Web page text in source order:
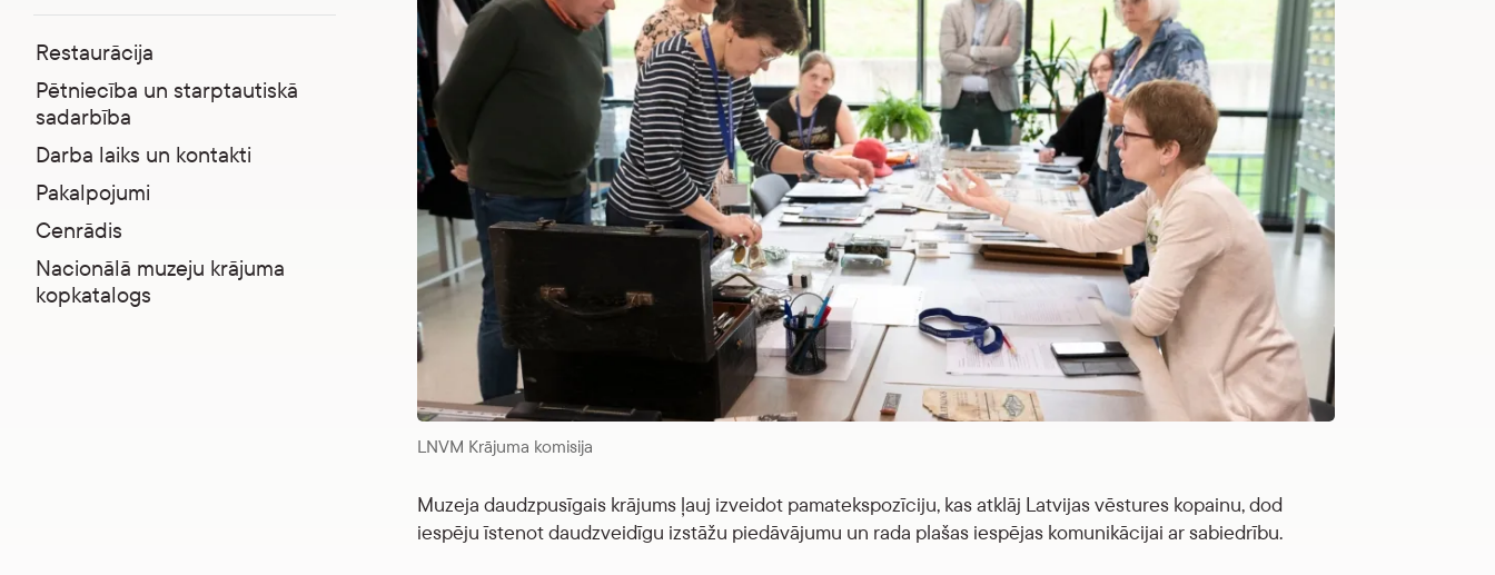
Restaurācija
Pētniecība un starptautiskā
sadarbība
Darba laiks un kontakti
Pakalpojumi
Cenrādis
Nacionālā muzeju krājuma
kopkatalogs
LNVM Krājuma komisija
Muzeja daudzpusīgais krājums ļauj izveidot pamatekspozīciju, kas atklāj Latvijas vēstures kopainu, dod
iespēju īstenot daudzveidīgu izstāžu piedāvājumu un rada plašas iespējas komunikācijai ar sabiedrību.